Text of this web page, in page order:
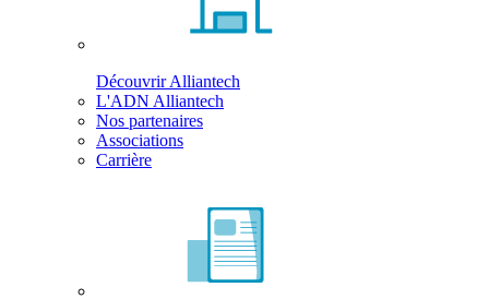
Découvrir Alliantech
L'ADN Alliantech
Nos partenaires
Associations
Carrière